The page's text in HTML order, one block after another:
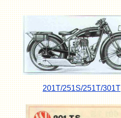
201T/251S/251T/301T